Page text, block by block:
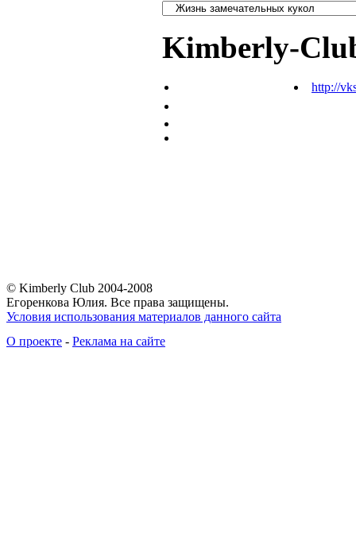
Kimberly-
http://
© Kimberly Club 2004-2008
Егоренкова Юлия. Все права защищены.
Условия использования материалов данного сайта
О проекте - Реклама на сайте